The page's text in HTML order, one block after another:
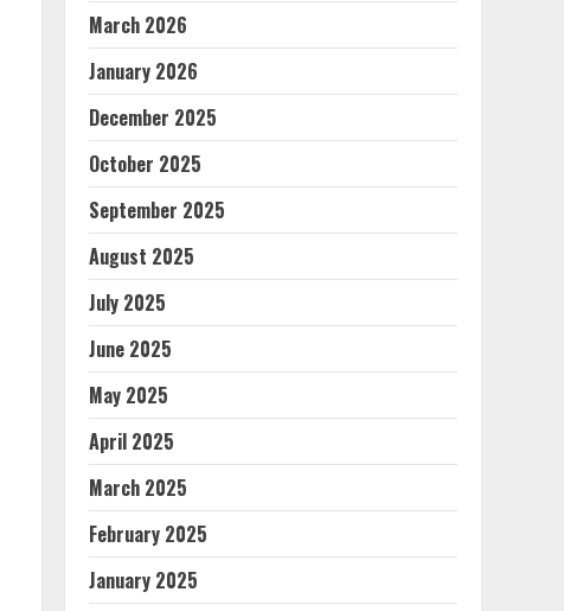
March 2026
January 2026
December 2025
October 2025
September 2025
August 2025
July 2025
June 2025
May 2025
April 2025
March 2025
February 2025
January 2025